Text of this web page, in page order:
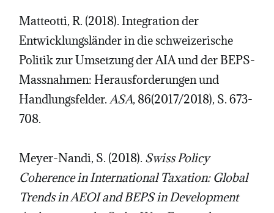
Matteotti, R. (2018). Integration der
Entwicklungsländer in die schweizerische
Politik zur Umsetzung der AIA und der BEPS-
Massnahmen: Herausforderungen und
Handlungsfelder. ASA, 86(2017/2018), S. 673-
708.
Meyer-Nandi, S. (2018). Swiss Policy
Coherence in International Taxation: Global
Trends in AEOI and BEPS in Development